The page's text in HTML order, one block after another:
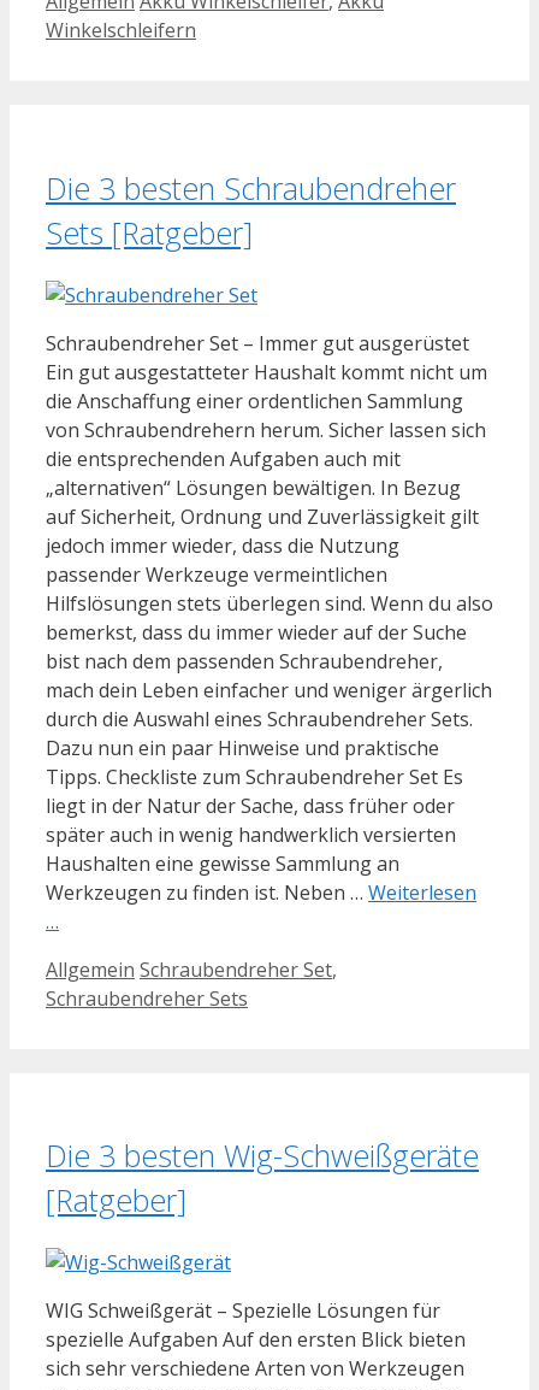
Winkelschleifern
Die 3 besten Schraubendreher
Sets [Ratgeber]
Schraubendreher Set – Immer gut ausgerüstet
Ein gut ausgestatteter Haushalt kommt nicht um
die Anschaffung einer ordentlichen Sammlung
von Schraubendrehern herum. Sicher lassen sich
die entsprechenden Aufgaben auch mit
„alternativen“ Lösungen bewältigen. In Bezug
auf Sicherheit, Ordnung und Zuverlässigkeit gilt
jedoch immer wieder, dass die Nutzung
passender Werkzeuge vermeintlichen
Hilfslösungen stets überlegen sind. Wenn du also
bemerkst, dass du immer wieder auf der Suche
bist nach dem passenden Schraubendreher,
mach dein Leben einfacher und weniger ärgerlich
durch die Auswahl eines Schraubendreher Sets.
Dazu nun ein paar Hinweise und praktische
Tipps. Checkliste zum Schraubendreher Set Es
liegt in der Natur der Sache, dass früher oder
später auch in wenig handwerklich versierten
Haushalten eine gewisse Sammlung an
Werkzeugen zu finden ist. Neben … Weiterlesen
…
Kategorien
Allgemein Schlagwörter
Schraubendreher Set,
Schraubendreher Sets
Die 3 besten Wig-Schweißgeräte
[Ratgeber]
WIG Schweißgerät – Spezielle Lösungen für
spezielle Aufgaben Auf den ersten Blick bieten
sich sehr verschiedene Arten von Werkzeugen